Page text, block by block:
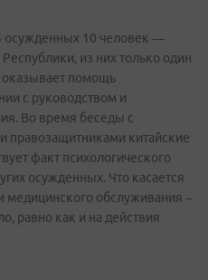
осужденных 10 человек —
из них только один
помощь
с руководством и
Во время беседы с
правозащитниками китайские
факт психологического
осужденных. Что касается
медицинского обслуживания –
равно как и на действия